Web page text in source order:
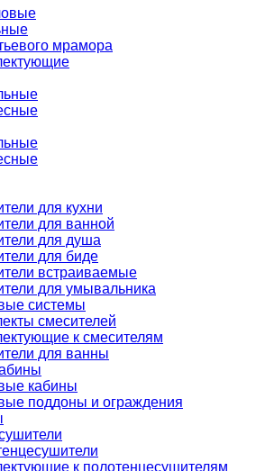
мрамора
для кухни
для ванной
для душа
для биде
встраиваемые
для умывальника
системы
смесителей
к смесителям
для ванны
кабины
поддоны и ограждения
к полотенцесушителям